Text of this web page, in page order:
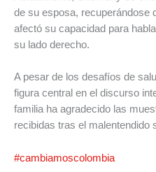
de su esposa, recuperándose
afectó su capacidad para
su lado derecho.
A pesar de los desafíos de
figura central en el discurso
familia ha agradecido las
recibidas tras el malentendido
#cambiamoscolombia